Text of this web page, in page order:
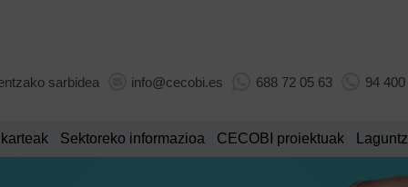
94
688 72 05 63
info@cecobi.es
sarbidea
Sektoreko informazioa CECOBI proiektuak